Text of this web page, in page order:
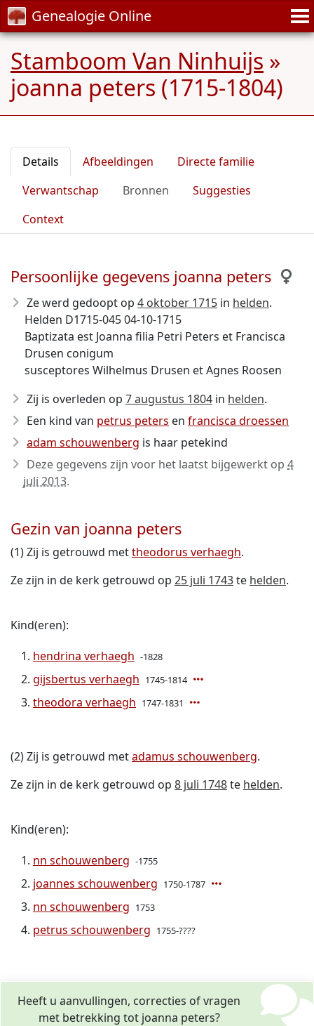
Genealogie Online
Stamboom Van Ninhuijs »
joanna peters (1715-1804)
Details Afbeeldingen
Directe familie
Verwantschap
Bronnen
Suggesties
Context
Persoonlijke gegevens joanna peters
Ze werd gedoopt op 4 oktober 1715 in helden.
Helden D1715-045 04-10-1715
Baptizata est Joanna filia Petri Peters et Francisca
Drusen conigum
susceptores Wilhelmus Drusen et Agnes Roosen
Zij is overleden op 7 augustus 1804 in helden.
Een kind van petrus peters en francisca droessen
adam schouwenberg is haar petekind
Deze gegevens zijn voor het laatst bijgewerkt op 4
juli 2013.
Gezin van joanna peters
(1) Zij is getrouwd mettheodorus verhaegh.
Ze zijn in de kerk getrouwd op 25 juli 1743te helden.
Kind(eren):
hendrina verhaegh -1828
gijsbertus verhaegh 1745-1814
theodora verhaegh 1747-1831
(2) Zij is getrouwd metadamus schouwenberg.
Ze zijn in de kerk getrouwd op 8 juli 1748te helden.
Kind(eren):
nn schouwenberg -1755
joannes schouwenberg 1750-1787
nn schouwenberg 1753
petrus schouwenberg 1755-????
Heeft u aanvullingen, correcties of vragen
met betrekking tot joanna peters?